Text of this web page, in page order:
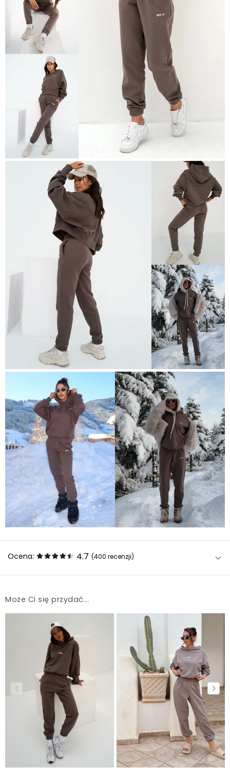
Ocena: 4.7 (400 recenzji)
Magdalena
2026-05-25
To mój trzeci komplet dresowy Jakość pierwsza
Krystyna
2026-05-22
Spodnie megaaa
2026-05-2
Super wnuczka zadowolona
Może Ci się przydać...